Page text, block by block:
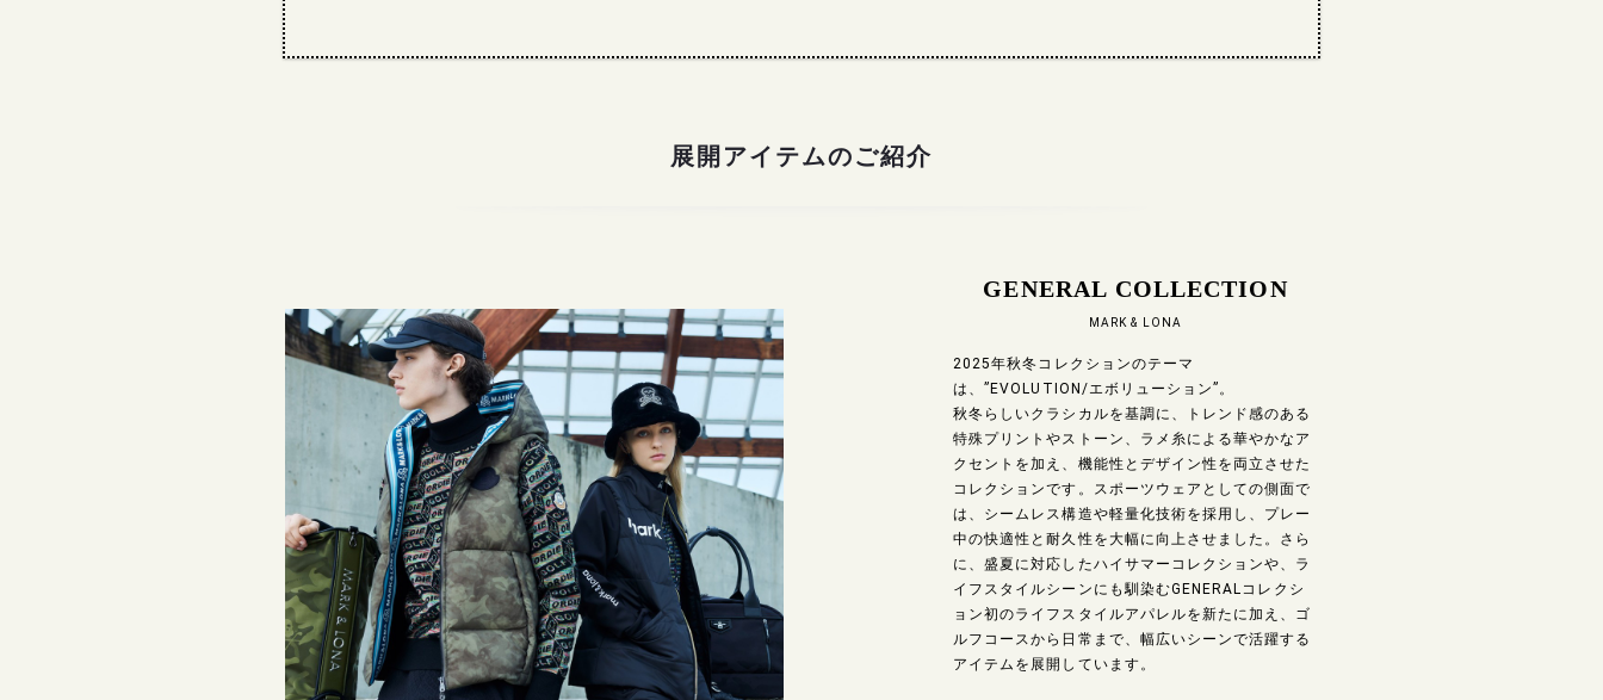
展開アイテムのご紹介
GENERAL COLLECTION
MARK & LONA
2025年秋冬コレクションのテーマ
は、”EVOLUTION/エボリューション”。
秋冬らしいクラシカルを基調に、トレンド感のある
特殊プリントやストーン、ラメ糸による華やかなア
クセントを加え、機能性とデザイン性を両立させた
コレクションです。スポーツウェアとしての側面で
は、シームレス構造や軽量化技術を採用し、プレー
中の快適性と耐久性を大幅に向上させました。さら
に、盛夏に対応したハイサマーコレクションや、ラ
イフスタイルシーンにも馴染むGENERALコレクシ
ョン初のライフスタイルアパレルを新たに加え、ゴ
ルフコースから日常まで、幅広いシーンで活躍する
アイテムを展開しています。